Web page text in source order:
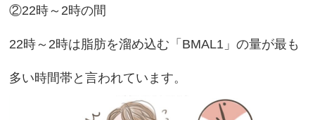
②22時～2時の間
22時～2時は脂肪を溜め込む「BMAL1」の量が最も
多い時間帯と言われています。